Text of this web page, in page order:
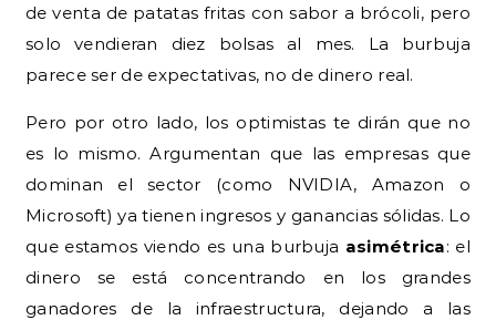
de venta de patatas fritas con sabor a brócoli, pero
solo vendieran diez bolsas al mes. La burbuja
parece ser de expectativas, no de dinero real.
Pero por otro lado, los optimistas te dirán que no
es lo mismo. Argumentan que las empresas que
dominan el sector (como NVIDIA, Amazon o
Microsoft) ya tienen ingresos y ganancias sólidas. Lo
que estamos viendo es una burbuja asimétrica: el
dinero se está concentrando en los grandes
ganadores de la infraestructura, dejando a las